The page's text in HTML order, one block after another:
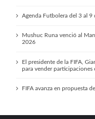
Agenda Futbolera del 3 al 9
Mushuc Runa venció al
2026
El presidente de la FIFA,
para vender
FIFA avanza en propuesta